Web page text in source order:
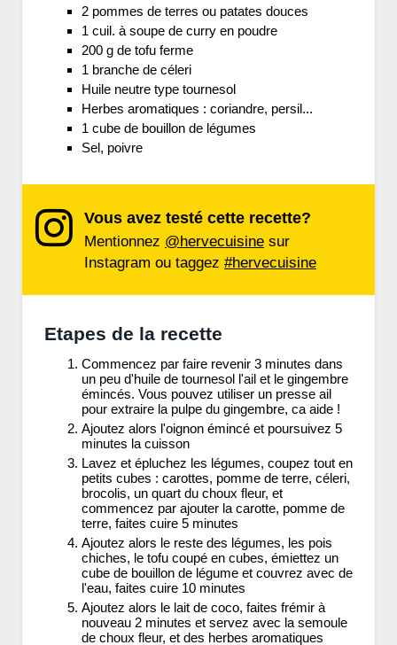
2 pommes de terres ou patates douces
1 cuil. à soupe de curry en poudre
200 g de tofu ferme
1 branche de céleri
Huile neutre type tournesol
Herbes aromatiques : coriandre, persil...
1 cube de bouillon de légumes
Sel, poivre
Vous avez testé cette recette?
Mentionnez @hervecuisine sur
Instagram ou taggez #hervecuisine
Etapes de la recette
Commencez par faire revenir 3 minutes dans
un peu d'huile de tournesol l'ail et le gingembre
émincés. Vous pouvez utiliser un presse ail
pour extraire la pulpe du gingembre, ca aide !
Ajoutez alors l'oignon émincé et poursuivez 5
minutes la cuisson
Lavez et épluchez les légumes, coupez tout en
petits cubes : carottes, pomme de terre, céleri,
brocolis, un quart du choux fleur, et
commencez par ajouter la carotte, pomme de
terre, faites cuire 5 minutes
Ajoutez alors le reste des légumes, les pois
chiches, le tofu coupé en cubes, émiettez un
cube de bouillon de légume et couvrez avec de
l'eau, faites cuire 10 minutes
Ajoutez alors le lait de coco, faites frémir à
nouveau 2 minutes et servez avec la semoule
de choux fleur, et des herbes aromatiques